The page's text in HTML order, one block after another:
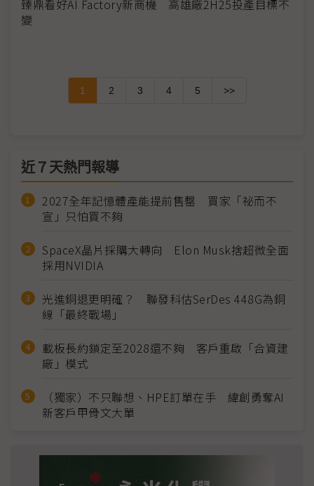
臻鼎看好AI Factory新商機 高雄廠2H25投產目標不
變
1 2 3 4 5 >>
近７天熱門報導
2027全年記憶體產能提前售罄 買家「祕而不
宣」只怕買不夠
SpaceX晶片採購大轉向 Elon Musk捨超微全面
採用NVIDIA
光進銅退更明確？ 聯發科估SerDes 448G為銅
線「最終戰場」
載板長約鎖定至2028還不夠 客戶重啟「合資建
廠」模式
（獨家）不只聯想、HPE訂單在手 緯創勇奪AI
新客戶甲骨文大單